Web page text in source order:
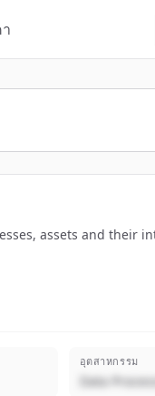
assets and their
อุตสาหกรรม
Data